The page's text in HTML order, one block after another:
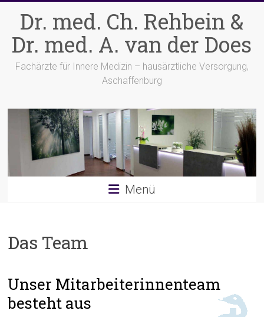
Inhalt
springenDr. med. Ch. Rehbein &
Dr. med. A. van der Does
Fachärzte für Innere Medizin – hausärztliche Versorgung,
Aschaffenburg
Menü
Das Team
Unser Mitarbeiterinnenteam
besteht aus